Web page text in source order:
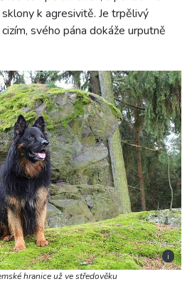
k agresivitě. Je trpělivý
svého pána dokáže urputně
i
hranice už ve středověku